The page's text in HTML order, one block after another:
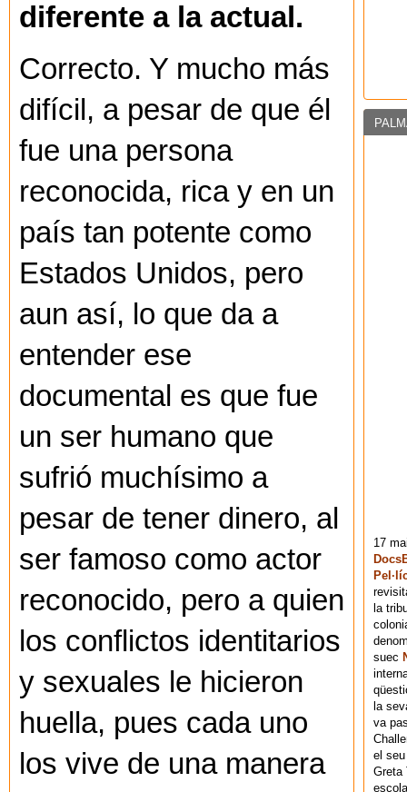
diferente a la actual.
Correcto. Y mucho más
difícil, a pesar de que él
fue una persona
reconocida, rica y en un
país tan potente como
Estados Unidos, pero
aun así, lo que da a
entender ese
documental es que fue
un ser humano que
sufrió muchísimo a
pesar de tener dinero, al
ser famoso como actor
reconocido, pero a quien
los conflictos identitarios
y sexuales le hicieron
huella, pues cada uno
los vive de una manera
17
la
suec
la
va
el
Greta